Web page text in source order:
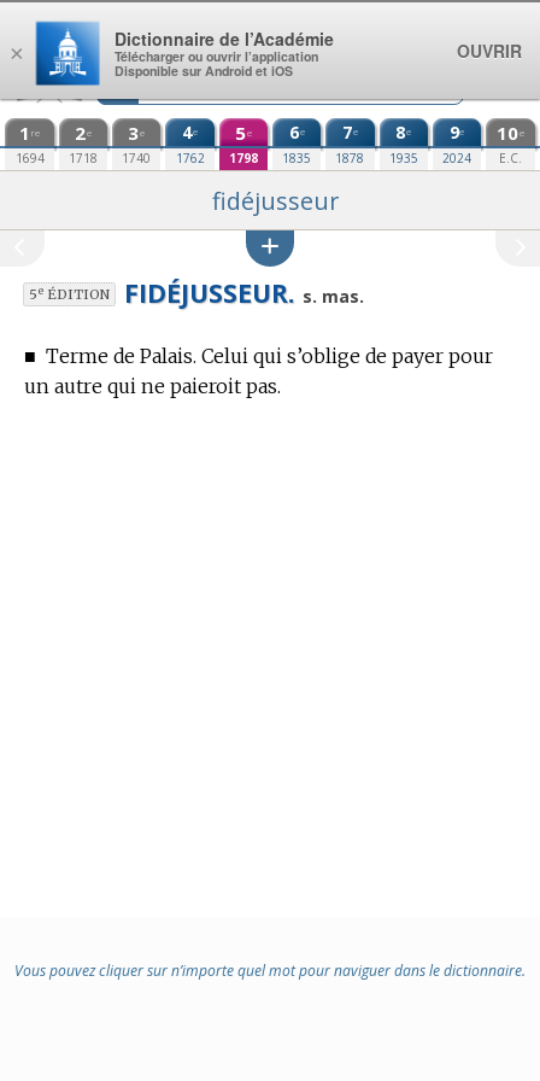
Aller au contenu
1 re
1694
2e
1718
3e
1740
4e
1762
5e
1798
6e
1835
7e
1878
8e
1935
9e
2024
10e
E.C.
fidéjusseur
5eÉDITION FIDÉJUSSEUR. s. mas.
■ Terme de Palais. Celui qui s’oblige de payer pour
un autre qui ne paieroit pas.
Vous pouvez cliquer sur n’importe quel mot pour naviguer dans le dictionnaire.
×
Dictionnaire de l’Académie
Télécharger ou ouvrir l’application
Disponible sur Android et iOS
OUVRIR